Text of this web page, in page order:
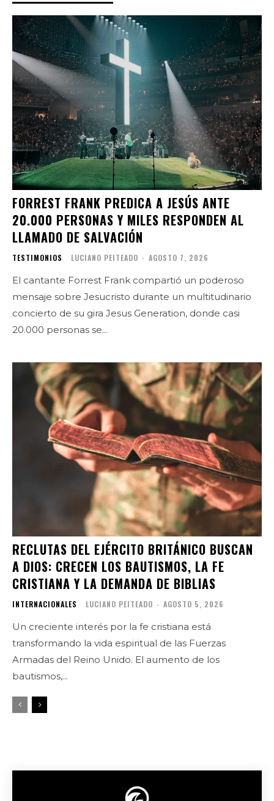
FORREST FRANK PREDICA A JESÚS ANTE
20.000 PERSONAS Y MILES RESPONDEN AL
LLAMADO DE SALVACIÓN
TESTIMONIOS LUCIANO PEITEADO - AGOSTO 7, 2026
El cantante Forrest Frank compartió un poderoso
mensaje sobre Jesucristo durante un multitudinario
concierto de su gira Jesus Generation, donde casi
20.000 personas se...
RECLUTAS DEL EJÉRCITO BRITÁNICO BUSCAN
A DIOS: CRECEN LOS BAUTISMOS, LA FE
CRISTIANA Y LA DEMANDA DE BIBLIAS
INTERNACIONALES LUCIANO PEITEADO - AGOSTO 5, 2026
Un creciente interés por la fe cristiana está
transformando la vida espiritual de las Fuerzas
Armadas del Reino Unido. El aumento de los
bautismos,...